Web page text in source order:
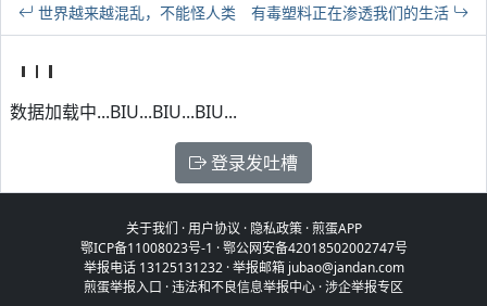
世界越来越混乱，不能怪人类 有毒塑料正在渗透我们的生活
数据加载中...BIU...BIU...BIU...
登录发吐槽
关于我们 ·用户协议 · 隐私政策·煎蛋APP
鄂ICP备11008023号-1 ·鄂公网安备42018502002747号
举报电话 13125131232 · 举报邮箱 jubao@jandan.com
煎蛋举报入口 ·违法和不良信息举报中心 ·涉企举报专区